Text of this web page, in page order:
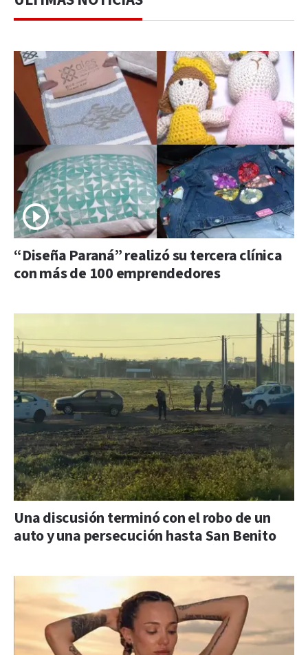
“Diseña Paraná” realizó su tercera clínica
con más de 100 emprendedores
Una discusión terminó con el robo de un
auto y una persecución hasta San Benito